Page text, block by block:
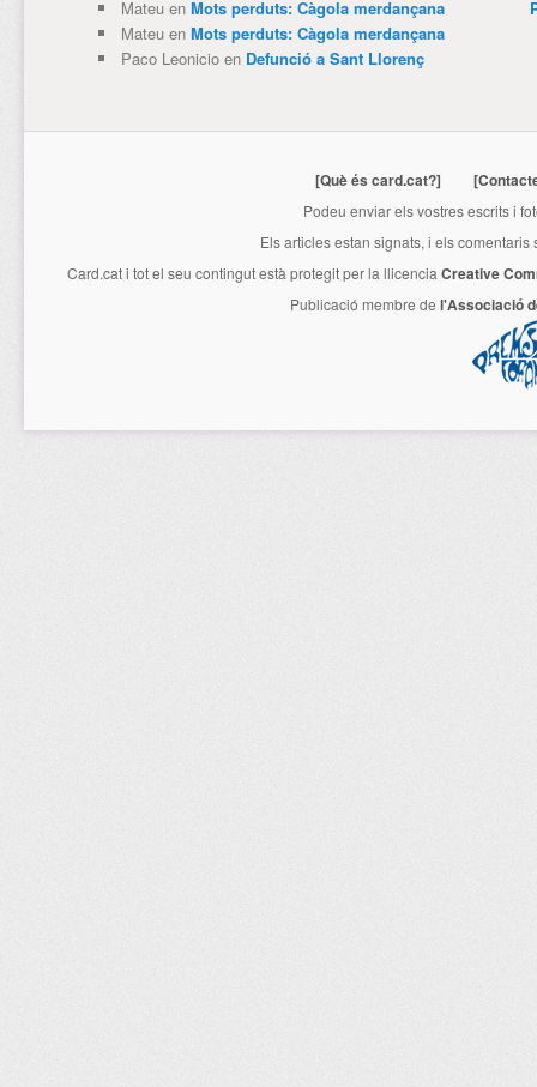
Mateuen Mots perduts: Càgola merdançana
Mateuen Mots perduts: Càgola merdançana
Paco Leonicioen Defunció a Sant Llorenç
[Què és card.cat?]
Podeu enviar els vostres escrits i
Els articles estan signats, i els
Card.cati tot el seu contingut està protegit per la llicencia Creative
Publicació membre de l'Associació